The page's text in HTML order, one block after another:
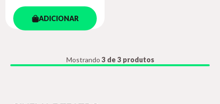
ADICIONAR
Mostrando 3 de 3 produtos